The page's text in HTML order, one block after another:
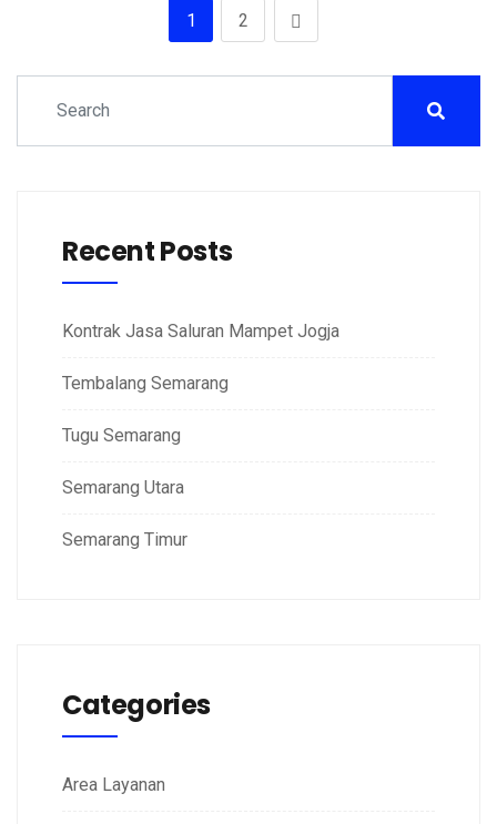
1 2
Recent Posts
Kontrak Jasa Saluran Mampet Jogja
Tembalang Semarang
Tugu Semarang
Semarang Utara
Semarang Timur
Categories
Area Layanan